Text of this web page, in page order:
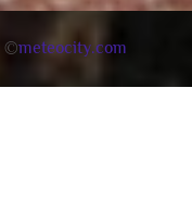
©meteocity.com